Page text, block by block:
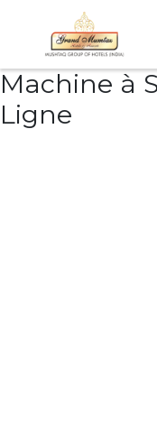
Machine à
Ligne